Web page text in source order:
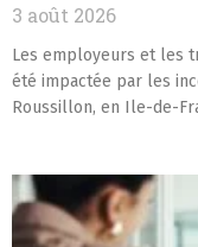
3 août 2026
Les employeurs et les
été impactée par les
Roussillon, en Ile-de-